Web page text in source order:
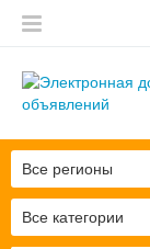
Все категории
Все регионы